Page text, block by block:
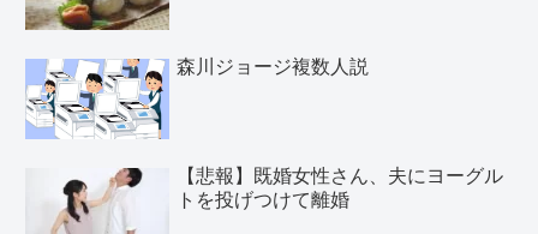
森川ジョージ複数人説
【悲報】既婚女性さん、夫にヨーグル
トを投げつけて離婚